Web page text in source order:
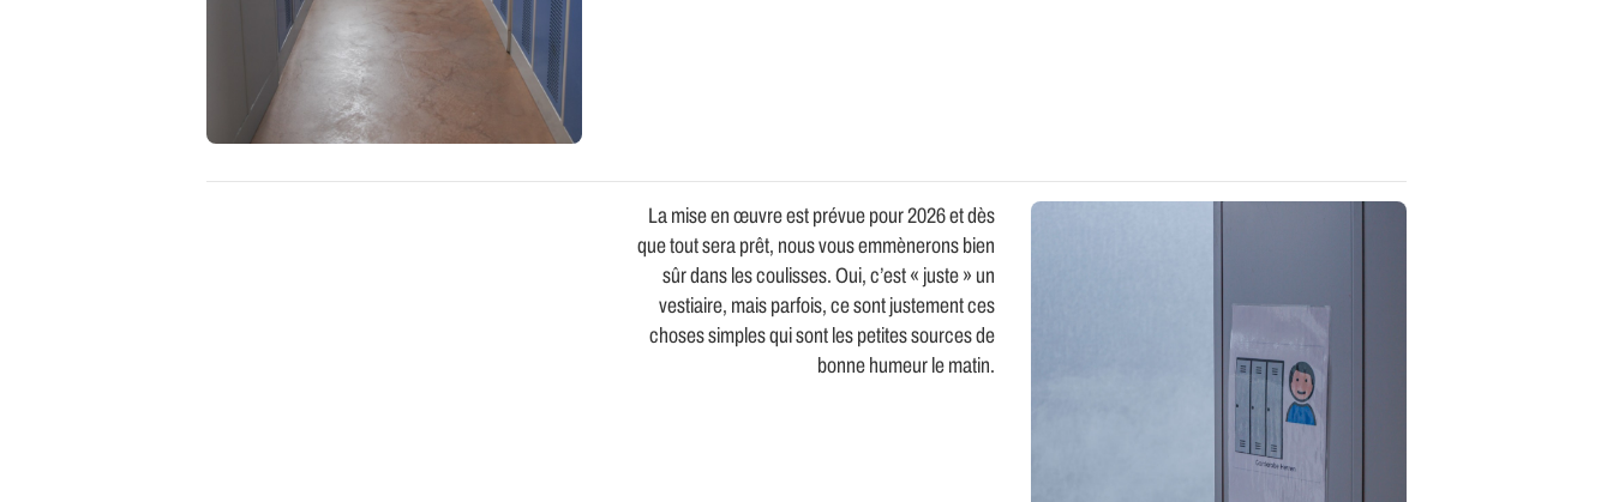
La mise en œuvre est prévue pour 2026 et dès
que tout sera prêt, nous vous emmènerons bien
sûr dans les coulisses. Oui, c’est « juste » un
vestiaire, mais parfois, ce sont justement ces
choses simples qui sont les petites sources de
bonne humeur le matin.